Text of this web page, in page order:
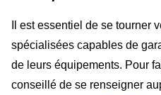
Il est essentiel de se tourner
spécialisées capables de
de leurs équipements. Pour
conseillé de se renseigner